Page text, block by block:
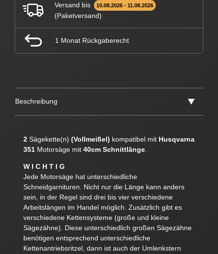
Versand bis 10.08.2026 - 11.08.2026
(Paketversand)
1 Monat Rückgaberecht
Beschreibung
2Sägekette(n) (Vollmeißel) kompatibel mit Husqvarna
351Motorsäge mit 40cm Schnittlänge.
W I C H T I G
Jede Motorsäge hat unterschiedliche
Schneidgarnituren. Nicht nur die Länge kann anders
sein, in der Regel sind drei bis vier verschiedene
Arbeitslängen im Handel möglich. Zusätzlich gibt es
verschiedene Kettensysteme (große und kleine
Sägezähne). Diese unterschiedlich großen Sägezähne
benötigen entsprechend unterschiedliche
Kettenantriebsritzel, dann ist auch der Umlenkstern